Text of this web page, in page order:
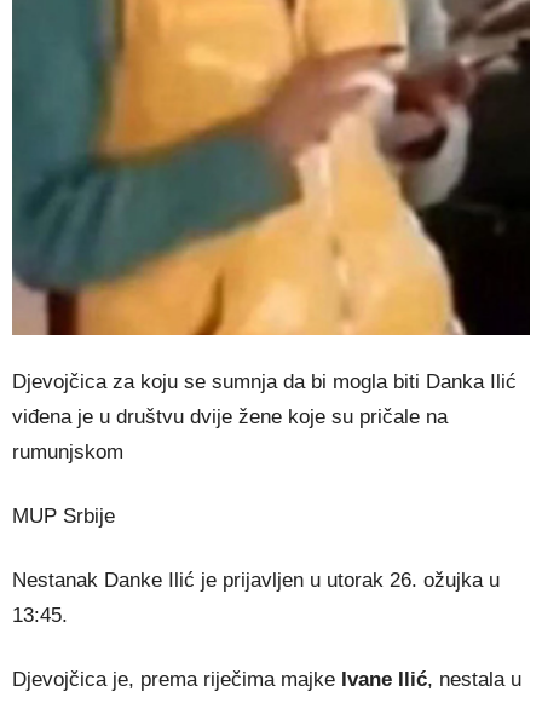
Djevojčica za koju se sumnja da bi mogla biti Danka Ilić
viđena je u društvu dvije žene koje su pričale na
rumunjskom
MUP Srbije
Nestanak Danke Ilić je prijavljen u utorak 26. ožujka u
13:45.
Djevojčica je, prema riječima majke Ivane Ilić, nestala u